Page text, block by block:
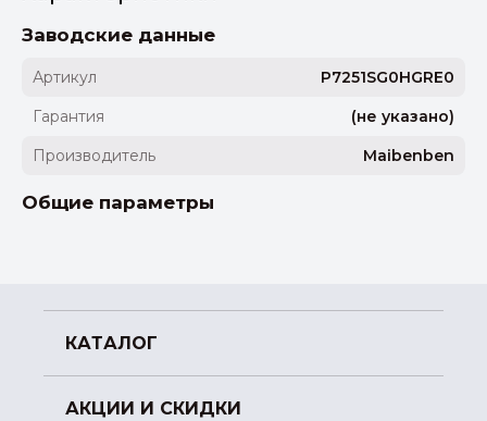
Заводские данные
Артикул
P7251SG0HGRE0
Гарантия
(не указано)
Производитель
Maibenben
Общие параметры
КАТАЛОГ
АКЦИИ И СКИДКИ